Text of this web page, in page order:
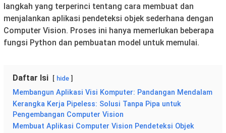
langkah yang terperinci tentang cara membuat dan
menjalankan aplikasi pendeteksi objek sederhana dengan
Computer Vision. Proses ini hanya memerlukan beberapa
fungsi Python dan pembuatan model untuk memulai.
Daftar Isi hide
Membangun Aplikasi Visi Komputer: Pandangan Mendalam
Kerangka Kerja Pipeless: Solusi Tanpa Pipa untuk
Pengembangan Computer Vision
Membuat Aplikasi Computer Vision Pendeteksi Objek